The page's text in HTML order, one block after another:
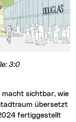
3:0
übersetzt
fertiggestellt